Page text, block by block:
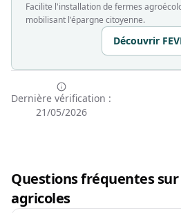
Facilite l'installation de fermes
mobilisant l'épargne citoyenne.
Découvrir
Dernière vérification :
21/05/2026
Questions fréquentes sur
agricoles